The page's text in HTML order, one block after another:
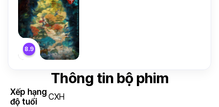
Thông tin bộ phim
Xếp hạng
độ tuổi
CXH